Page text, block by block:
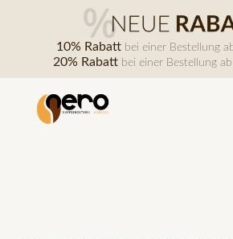
10% Rabatt bei einer Bestellung
20% Rabatt bei einer Bestellung